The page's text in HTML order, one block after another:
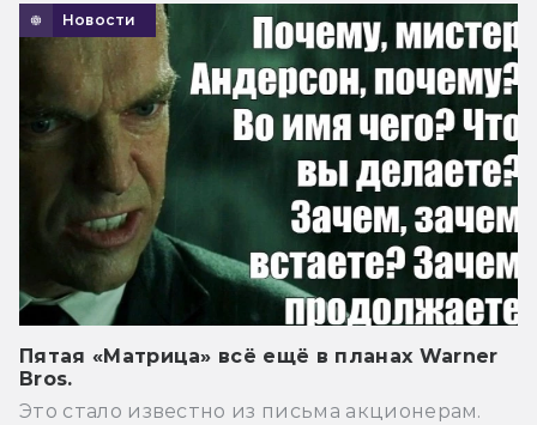
Новости
Пятая «Матрица» всё ещё в планах Warner
Bros.
Это стало известно из письма акционерам.